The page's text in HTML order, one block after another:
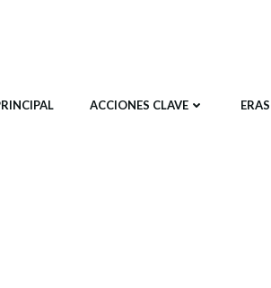
ACCIONES CLAVE